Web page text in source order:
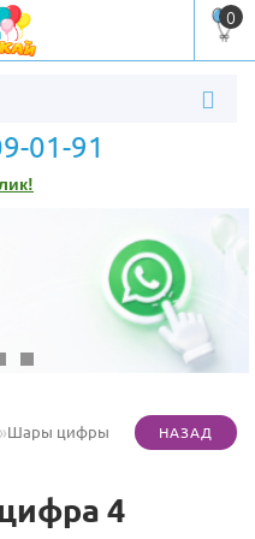
0
01-91
Шары цифры
4